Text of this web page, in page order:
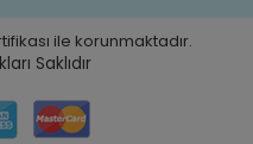
ile korunmaktadır.
Saklıdır